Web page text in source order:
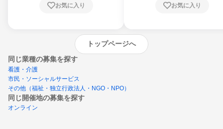
お気に入り お気に入り
トップページへ
同じ業種の募集を探す
看護・介護
市民・ソーシャルサービス
その他（福祉・独立行政法人・NGO・NPO）
同じ開催地の募集を探す
オンライン